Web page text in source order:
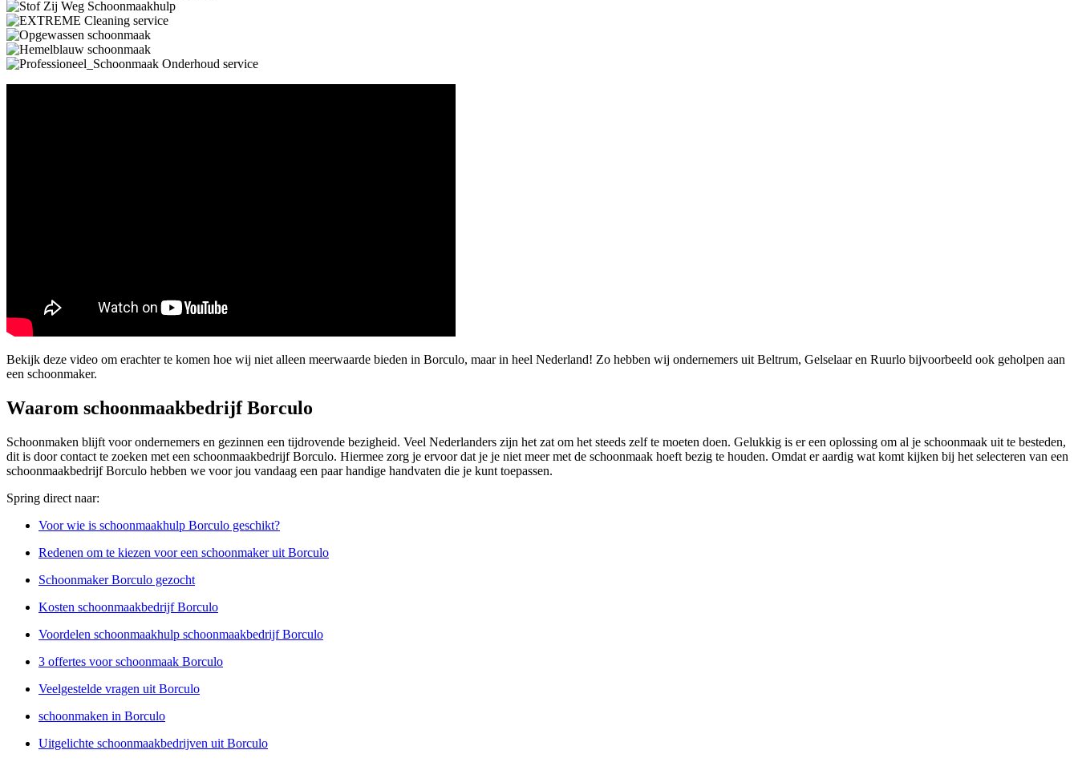
Bekijk deze video om erachter te komen hoe wij niet alleen meerwaarde bieden in Borculo, maar in heel Nederland! Zo hebben wij ondernemers uit Beltrum, Gelselaar en Ruurlo bijvoorbeeld ook geholpen aan
een schoonmaker.
Waarom schoonmaakbedrijf Borculo
Schoonmaken blijft voor ondernemers en gezinnen een tijdrovende bezigheid. Veel Nederlanders zijn het zat om het steeds zelf te moeten doen. Gelukkig is er een oplossing om al je schoonmaak uit te besteden,
dit is door contact te zoeken met een schoonmaakbedrijf Borculo. Hiermee zorg je ervoor dat je je niet meer met de schoonmaak hoeft bezig te houden. Omdat er aardig wat komt kijken bij het selecteren van een
schoonmaakbedrijf Borculo hebben we voor jou vandaag een paar handige handvaten die je kunt toepassen.
Spring direct naar:
Voor wie is schoonmaakhulp Borculo geschikt?
Redenen om te kiezen voor een schoonmaker uit Borculo
Schoonmaker Borculo gezocht
Kosten schoonmaakbedrijf Borculo
Voordelen schoonmaakhulp schoonmaakbedrijf Borculo
3 offertes voor schoonmaak Borculo
Veelgestelde vragen uit Borculo
schoonmaken in Borculo
Uitgelichte schoonmaakbedrijven uit Borculo